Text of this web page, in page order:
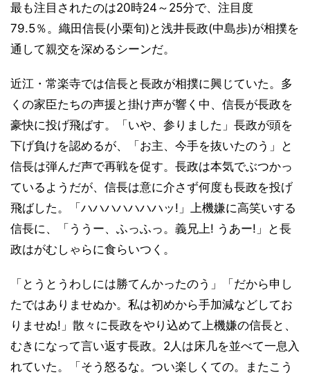
最も注目されたのは20時24～25分で、注目度
79.5％。織田信長(小栗旬)と浅井長政(中島歩)が相撲を
通して親交を深めるシーンだ。
近江・常楽寺では信長と長政が相撲に興じていた。多
くの家臣たちの声援と掛け声が響く中、信長が長政を
豪快に投げ飛ばす。「いや、参りました」長政が頭を
下げ負けを認めるが、「お主、今手を抜いたのう」と
信長は弾んだ声で再戦を促す。長政は本気でぶつかっ
ているようだが、信長は意に介さず何度も長政を投げ
飛ばした。「ハハハハハハハッ!」上機嫌に高笑いする
信長に、「ううー、ふっふっ。義兄上! うあー!」と長
政はがむしゃらに食らいつく。
「とうとうわしには勝てんかったのう」「だから申し
たではありませぬか。私は初めから手加減などしてお
りませぬ!」散々に長政をやり込めて上機嫌の信長と、
むきになって言い返す長政。2人は床几を並べて一息入
れていた。「そう怒るな。つい楽しくての。またこう